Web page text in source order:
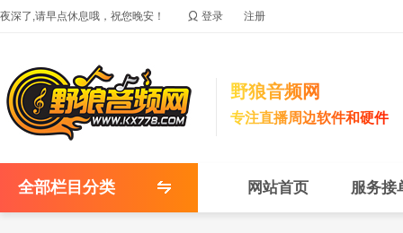
夜深了,请早点休息哦，祝您晚安！  登录 注册
野狼音频网
专注直播周边软件和硬件
全部栏目分类 网站首页 服务接